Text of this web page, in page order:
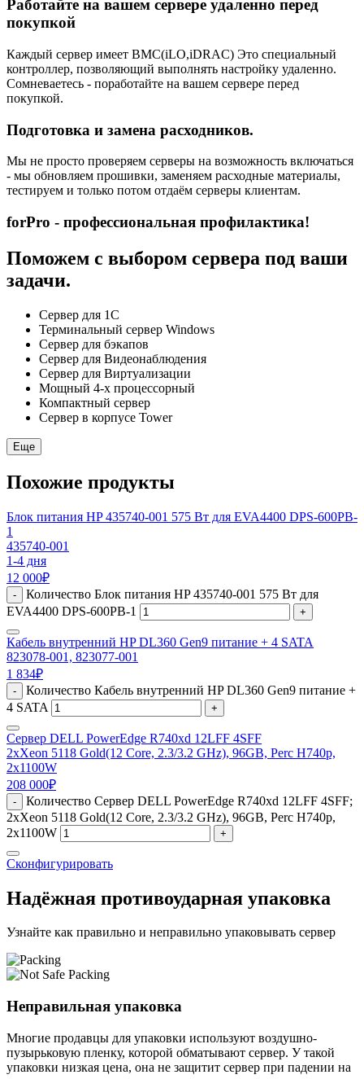
Работайте на вашем сервере удаленно перед
покупкой
Каждый сервер имеет BMC(iLO,iDRAC) Это специальный
контроллер, позволяющий выполнять настройку удаленно.
Сомневаетесь - поработайте на вашем сервере перед
покупкой.
Подготовка и замена расходников.
Мы не просто проверяем серверы на возможность включаться
- мы обновляем прошивки, заменяем расходные материалы,
тестируем и только потом отдаём серверы клиентам.
forPro - профессиональная профилактика!
Поможем с выбором сервера под ваши
задачи.
Сервер для 1С
Терминальный сервер Windows
Сервер для бэкапов
Сервер для Видеонаблюдения
Сервер для Виртуализации
Мощный 4-х процессорный
Компактный сервер
Сервер в корпусе Tower
Еще
Похожие продукты
Блок питания HP 435740-001 575 Вт для EVA4400 DPS-600PB-
1
435740-001
1-4 дня
12 000₽
-
Количество Блок питания HP 435740-001 575 Вт для
EVA4400 DPS-600PB-1
+
Кабель внутренний HP DL360 Gen9 питание + 4 SATA
823078-001, 823077-001
1 834₽
-
Количество Кабель внутренний HP DL360 Gen9 питание +
4 SATA
+
Сервер DELL PowerEdge R740xd 12LFF 4SFF
2xXeon 5118 Gold(12 Core, 2.3/3.2 GHz), 96GB, Perc H740p,
2x1100W
208 000₽
-
Количество Сервер DELL PowerEdge R740xd 12LFF 4SFF;
2xXeon 5118 Gold(12 Core, 2.3/3.2 GHz), 96GB, Perc H740p,
2x1100W
+
Сконфигурировать
Надёжная противоударная упаковка
Узнайте как правильно и неправильно упаковывать сервер
Неправильная упаковка
Многие продавцы для упаковки используют воздушно-
пузырьковую пленку, которой обматывают сервер. У такой
упаковки низкая цена, она не защитит сервер при падении на